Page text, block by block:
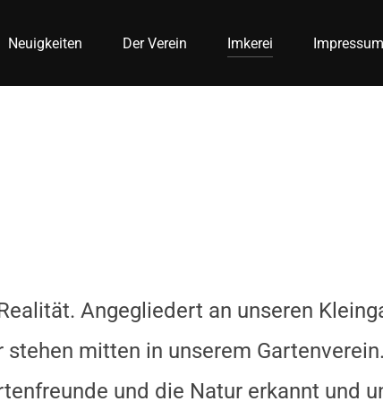
Neuigkeiten Der Verein Imkerei Impressum
Angegliedert an unseren
mitten in unserem
und die Natur erkannt und